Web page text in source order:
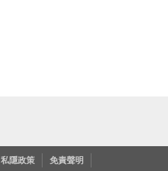
私隱政策
免責聲明